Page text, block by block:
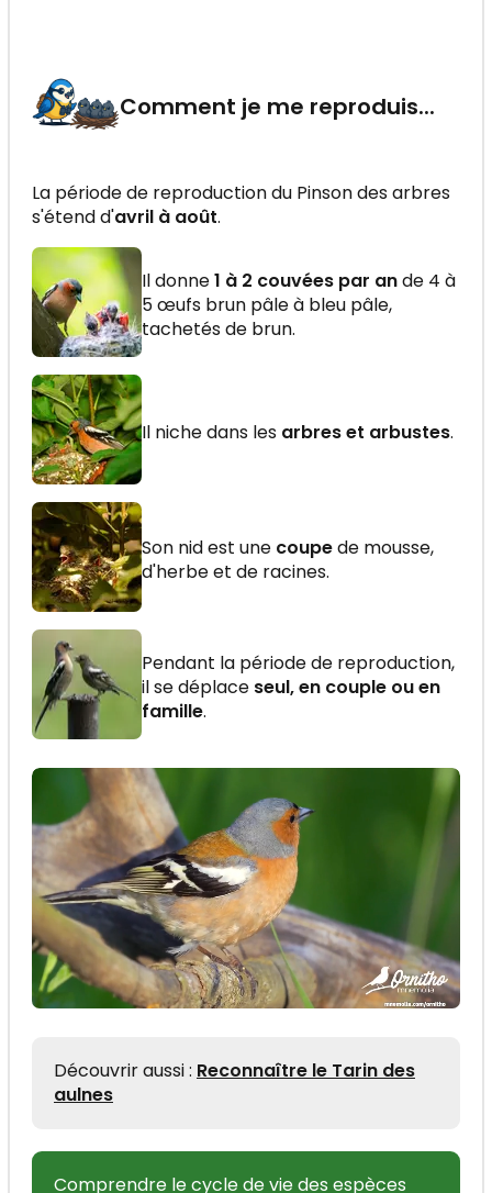
Comment je me reproduis...
La période de reproduction du Pinson des arbres
s'étend d'avril à août.
Il donne1 à 2 couvées par ande 4 à
5 œufs brun pâle à bleu pâle,
tachetés de brun.
Il niche dans les arbres et arbustes.
Son nid est une coupede mousse,
d'herbe et de racines.
Pendant la période de reproduction,
il se déplace seul, en couple ou en
famille.
Découvrir aussi : Reconnaître le Tarin des
aulnes
Comprendre le cycle de vie des espèces